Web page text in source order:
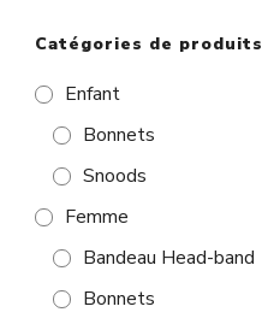
Catégories de produits
Enfant
Bonnets
Snoods
Femme
Bandeau Head-band
Bonnets